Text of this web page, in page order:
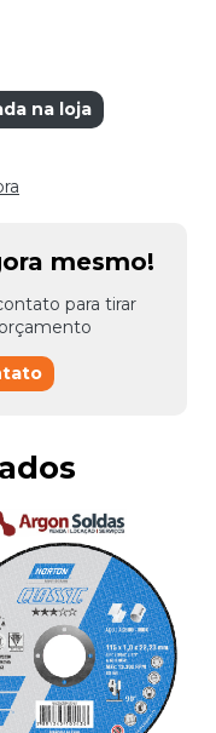
na loja
mesmo!
para tirar